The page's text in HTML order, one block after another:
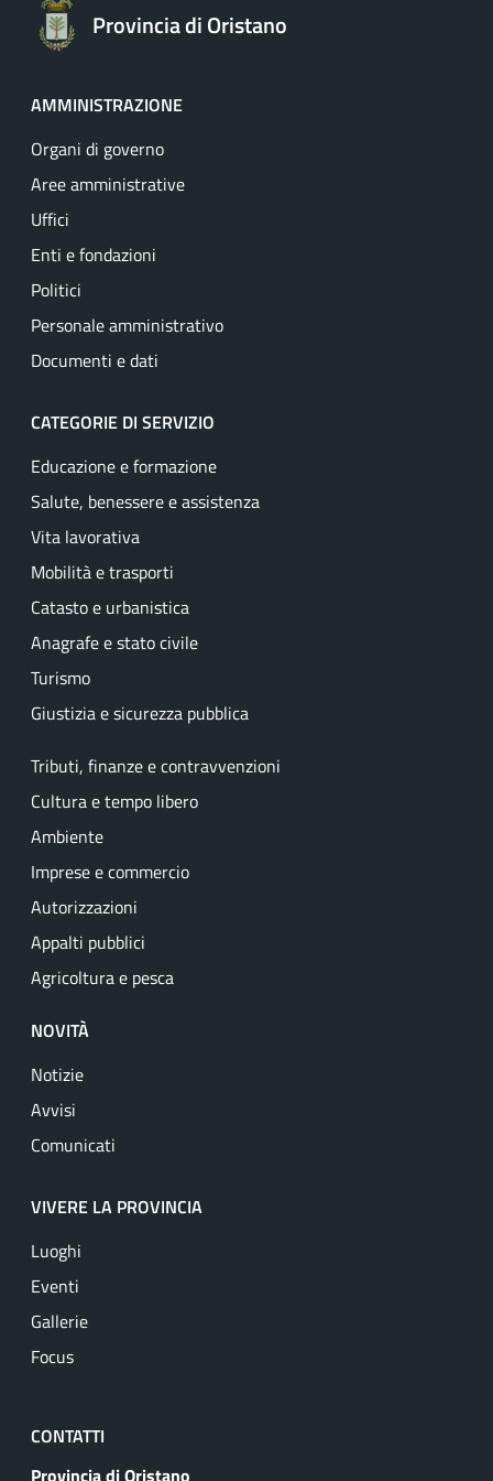
Provincia di Oristano
AMMINISTRAZIONE
Organi di governo
Aree amministrative
Uffici
Enti e fondazioni
Politici
Personale amministrativo
Documenti e dati
CATEGORIE DI SERVIZIO
Educazione e formazione
Salute, benessere e assistenza
Vita lavorativa
Mobilità e trasporti
Catasto e urbanistica
Anagrafe e stato civile
Turismo
Giustizia e sicurezza pubblica
Tributi, finanze e contravvenzioni
Cultura e tempo libero
Ambiente
Imprese e commercio
Autorizzazioni
Appalti pubblici
Agricoltura e pesca
NOVITÀ
Notizie
Avvisi
Comunicati
VIVERE LA PROVINCIA
Luoghi
Eventi
Gallerie
Focus
CONTATTI